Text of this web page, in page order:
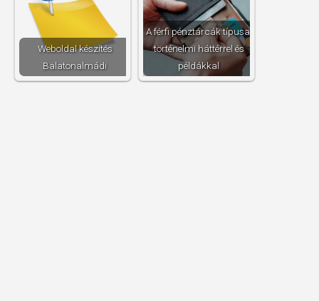
Weboldal készítés​
Balatonalmádi
A férfi pénztárcák típusai
történelmi háttérrel és
példákkal